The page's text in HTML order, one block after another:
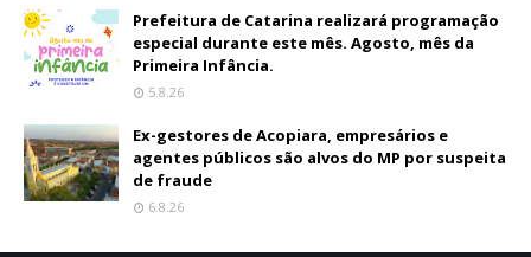
Prefeitura de Catarina realizará programação
especial durante este mês. Agosto, mês da
Primeira Infância.
5.8.26
Ex-gestores de Acopiara, empresários e
agentes públicos são alvos do MP por suspeita
de fraude
6.8.26